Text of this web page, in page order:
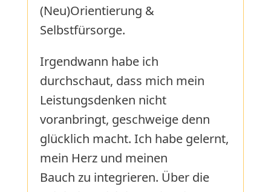
(Neu)Orientierung &
Selbstfürsorge.
Irgendwann habe ich
durchschaut, dass mich mein
Leistungsdenken nicht
voranbringt, geschweige denn
glücklich macht. Ich habe gelernt,
mein Herz und meinen
Bauch zu integrieren. Über die